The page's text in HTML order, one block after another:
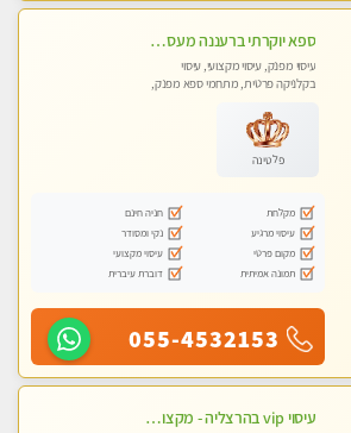
ספא יוקרתי ברעננה מעסה קלאסית ומפנקת. highly recommended..new in the city
עיסוי מפנק, עיסוי מקצועי, עיסוי
בקלניקה פרטית, מתחמי ספא מפנק,
פלטינה
מקלחת
חניה חינם
עיסוי מרגיע
נקי ומסודר
מקום פרטי
עיסוי מקצועי
תמונה אמיתית
דוברת עיברית
055-4532153
עיסוי vip בהרצליה - מקצועי ומפנק ומיוחד